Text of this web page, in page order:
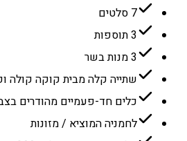
7 סלטים
3 תוספות
3 מנות בשר
שתייה קלה מבית קוקה קולה
כלים חד-פעמיים מהודרים
לחמניה המוציא / מזונות